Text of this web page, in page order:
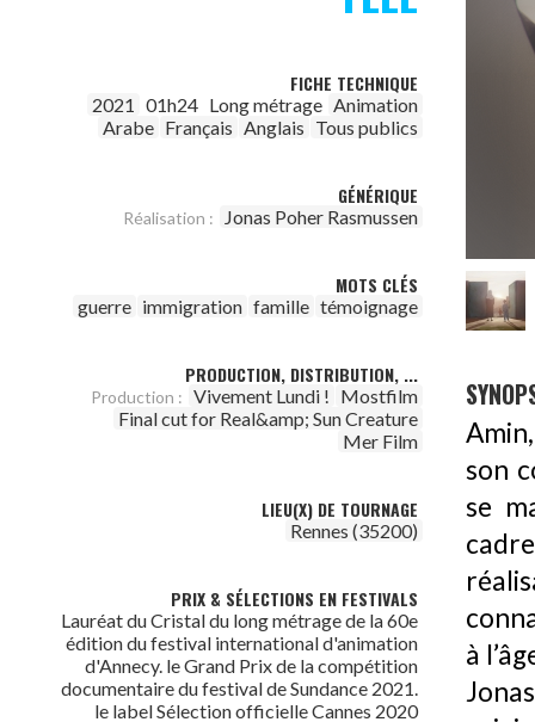
FICHE TECHNIQUE
2021 01h24 Long métrage Animation
Arabe Français Anglais Tous publics
GÉNÉRIQUE
Réalisation : Jonas Poher Rasmussen
MOTS CLÉS
guerre immigration famille témoignage
PRODUCTION, DISTRIBUTION, ...
Production : Vivement Lundi ! Mostfilm
Final cut for Real&amp; Sun Creature
Mer Film
LIEU(X) DE TOURNAGE
Rennes (35200)
PRIX & SÉLECTIONS EN FESTIVALS
Lauréat du Cristal du long métrage de la 60e
édition du festival international d'animation
d'Annecy. le Grand Prix de la compétition
documentaire du festival de Sundance 2021.
le label Sélection officielle Cannes 2020
son
se
à